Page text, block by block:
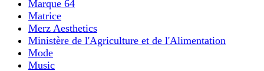
Marque 64
Matrice
Merz Aesthetics
Ministère de l'Agriculture et de l'Alimentation
Mode
Music